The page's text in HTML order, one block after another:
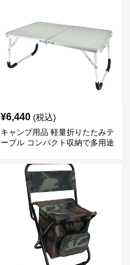
¥6,440 (税込)
キャンプ用品 軽量折りたたみテ
ーブル コンパクト収納で多用途